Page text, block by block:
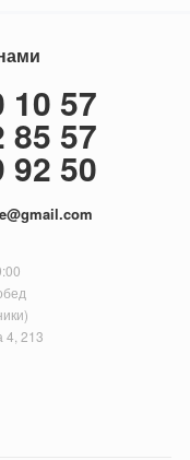
10 57
85 57
92 50
4, 213